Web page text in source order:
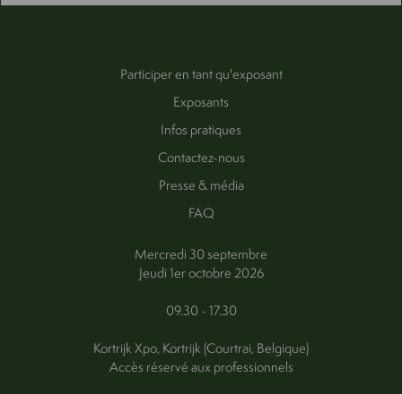
Participer en tant qu'exposant
Exposants
Infos pratiques
Contactez-nous
Presse & média
FAQ
Mercredi 30 septembre
Jeudi 1er octobre 2026
09.30 - 17.30
Kortrijk Xpo, Kortrijk (Courtrai, Belgique)
Accès réservé aux professionnels